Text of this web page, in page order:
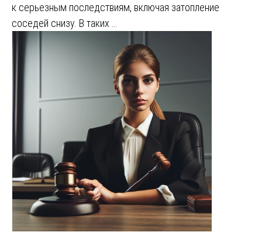
к серьезным последствиям, включая затопление
соседей снизу. В таких …